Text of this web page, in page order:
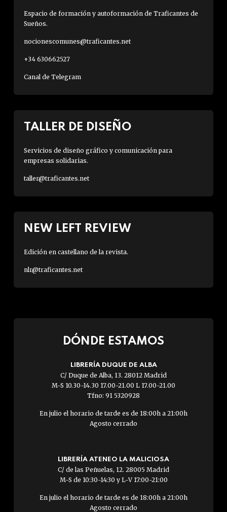
Espacio de formación y autoformación de Traficantes de
Sueños.
nocionescomunes@traficantes.net
+34 630662527
Canal de Telegram
TALLER DE DISEÑO
Servicios de diseño gráfico y comunicación para
empresas solidarias.
taller@traficantes.net
NEW LEFT REVIEW
Edición en castellano de la revista.
nlr@traficantes.net
DÓNDE ESTAMOS
LIBRERÍA DUQUE DE ALBA
C/ Duque de Alba, 13. 28012 Madrid
M-S 10.30-14.30 17.00-21.00 L 17.00-21.00
Tfno: 91 5320928
En julio el horario de tarde es de 18:00h a 21:00h
Agosto cerrado
LIBRERÍA ATENEO LA MALICIOSA
C/ de las Peñuelas, 12. 28005 Madrid
M-S de 10:30-14:30 y L-V 17:00-21:00
En julio el horario de tarde es de 18:00h a 21:00h
Agosto cerrado